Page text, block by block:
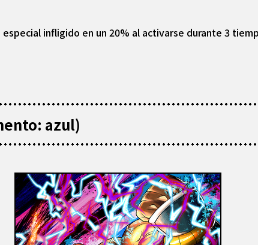
infligido en un 20% al activarse durante 3
azul)